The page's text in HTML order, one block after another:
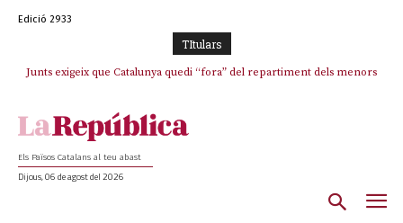
Edició 2933
TItulars
Junts exigeix que Catalunya quedi “fora” del repartiment dels menors
Els Països Catalans al teu abast
Dijous, 06 de agost del 2026